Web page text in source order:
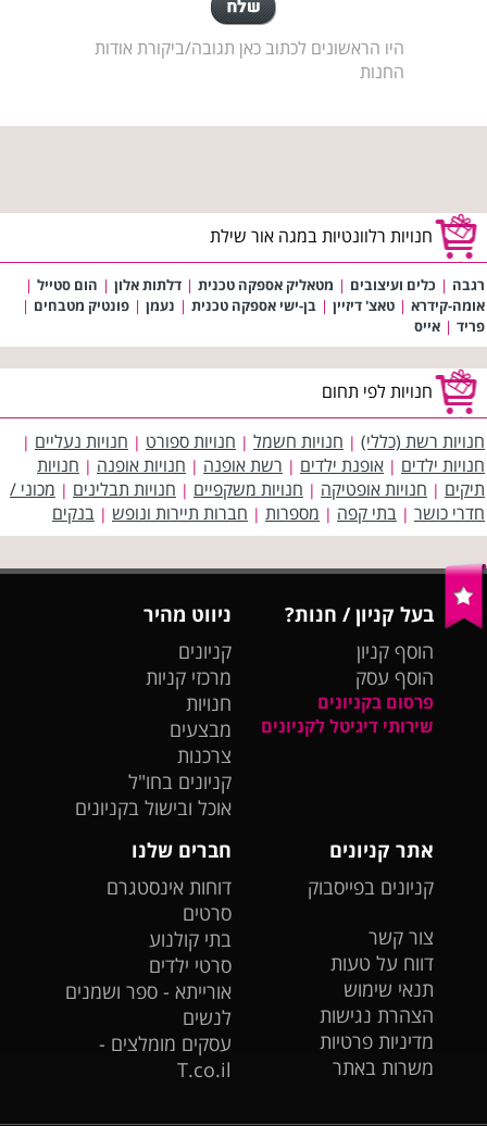
היו הראשונים לכתוב כאן תגובה/ביקורת אודות
החנות
חנויות רלוונטיות במגה אור שילת
רגבה | כלים ועיצובים | מטאליק אספקה טכנית | דלתות אלון | הום סטייל |
אומה-קידרא | טאצ' דיזיין | בן-ישי אספקה טכנית | נעמן | פונטיק מטבחים |
פריד | אייס
חנויות לפי תחום
חנויות רשת (כללי) | חנויות חשמל | חנויות ספורט | חנויות נעליים |
חנויות ילדים | אופנת ילדים | רשת אופנה | חנויות אופנה | חנויות
תיקים | חנויות אופטיקה | חנויות משקפיים | חנויות תבלינים | מכוני /
חדרי כושר | בתי קפה | מספרות | חברות תיירות ונופש | בנקים
בעל קניון / חנות?
הוסף קניון
הוסף עסק
פרסום בקניונים
שירותי דיגיטל לקניונים
ניווט מהיר
קניונים
מרכזי קניות
חנויות
מבצעים
צרכנות
קניונים בחו"ל
אוכל ובישול בקניונים
אתר קניונים
קניונים בפייסבוק
צור קשר
דווח על טעות
תנאי שימוש
הצהרת נגישות
מדיניות פרטיות
משרות באתר
חברים שלנו
דוחות אינסטגרם
סרטים
בתי קולנוע
סרטי ילדים
אורייתא - ספר ושמנים
לנשים
עסקים מומלצים -
T.co.il